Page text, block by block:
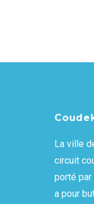
La ville
circuit
porté
a pour